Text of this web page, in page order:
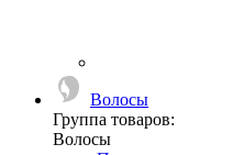
Волосы
Группа товаров:
Волосы